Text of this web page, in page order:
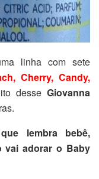
linha com sete
Cherry, Candy,
desseGiovanna
lembra bebê,
vai adorar o Baby